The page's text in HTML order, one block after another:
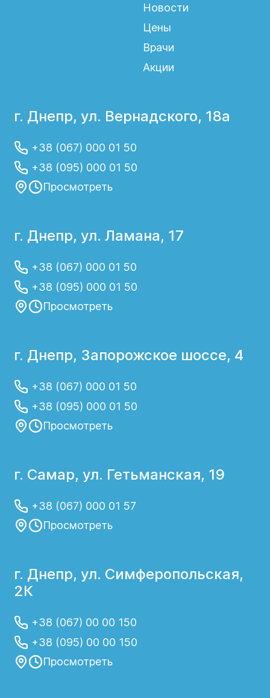
Новости
Цены
Врачи
Акции
г. Днепр, ул. Вернадского, 18а
+38 (067) 000 01 50
+38 (095) 000 01 50
Просмотреть
г. Днепр, ул. Ламана, 17
+38 (067) 000 01 50
+38 (095) 000 01 50
Просмотреть
г. Днепр, Запорожское шоссе, 4
+38 (067) 000 01 50
+38 (095) 000 01 50
Просмотреть
г. Самар, ул. Гетьманская, 19
+38 (067) 000 01 57
Просмотреть
г. Днепр, ул. Симферопольская,
2К
+38 (067) 00 00 150
+38 (095) 00 00 150
Просмотреть